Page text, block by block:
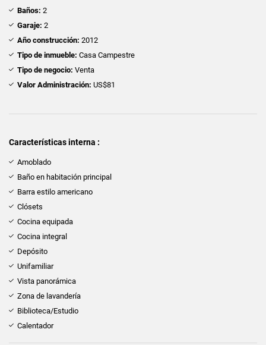
Baños: 2
Garaje: 2
Año construcción: 2012
Tipo de inmueble: Casa Campestre
Tipo de negocio: Venta
Valor Administración: US$81
Características interna :
Amoblado
Baño en habitación principal
Barra estilo americano
Clósets
Cocina equipada
Cocina integral
Depósito
Unifamiliar
Vista panorámica
Zona de lavandería
Biblioteca/Estudio
Calentador